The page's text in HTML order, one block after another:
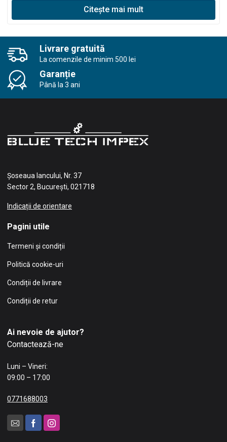
Citește mai mult
Livrare gratuită
La comenzile de minim 500 lei
Garanție
Până la 3 ani
Șoseaua Iancului, Nr. 37
Sector 2, București, 021718
Indicații de orientare
Pagini utile
Termeni și condiții
Politică cookie-uri
Condiții de livrare
Condiții de retur
Ai nevoie de ajutor?
Contactează-ne
Luni – Vineri:
09:00 – 17:00
0771688003